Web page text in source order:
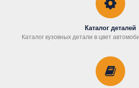
Каталог деталей
Каталог кузовных детали в цвет